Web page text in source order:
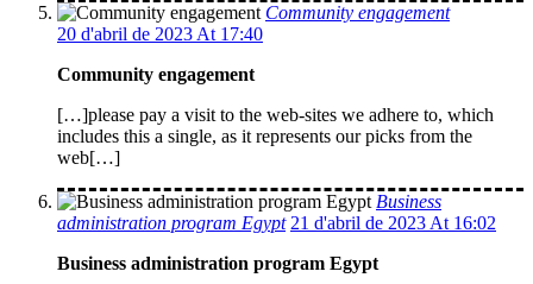
Community engagement
20 d'abril de 2023 At 17:40
Community engagement
[…]please pay a visit to the web-sites we adhere to, which
includes this a single, as it represents our picks from the
web[…]
Business
administration program Egypt 21 d'abril de 2023 At 16:02
Business administration program Egypt